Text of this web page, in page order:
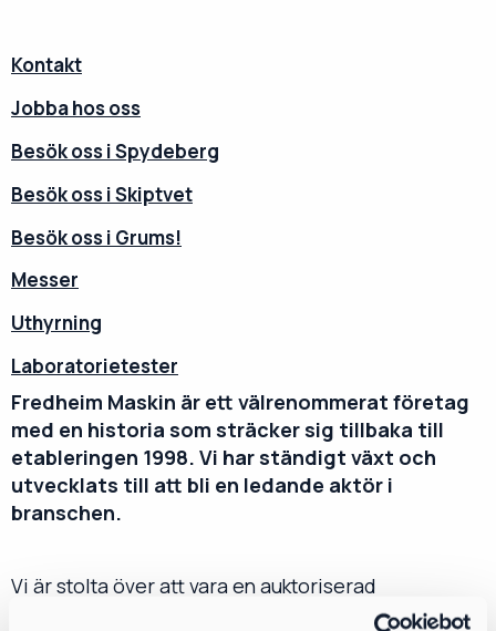
Kontakt
Jobba hos oss
Besök oss i Spydeberg
Besök oss i Skiptvet
Besök oss i Grums!
Messer
Uthyrning
Laboratorietester
Fredheim Maskin är ett välrenommerat företag
med en historia som sträcker sig tillbaka till
etableringen 1998. Vi har ständigt växt och
utvecklats till att bli en ledande aktör i
branschen.
Vi är stolta över att vara en auktoriserad
återförsäljare för erkända varumärken som